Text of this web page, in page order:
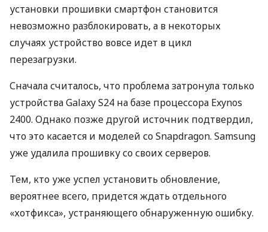
установки прошивки смартфон становится
невозможно разблокировать, а в некоторых
случаях устройство вовсе идет в цикл
перезагрузки.
Сначала считалось, что проблема затронула только
устройства Galaxy S24 на базе процессора Exynos
2400. Однако позже другой источник подтвердил,
что это касается и моделей со Snapdragon. Samsung
уже удалила прошивку со своих серверов.
Тем, кто уже успел установить обновление,
вероятнее всего, придется ждать отдельного
«хотфикса», устраняющего обнаруженную ошибку.